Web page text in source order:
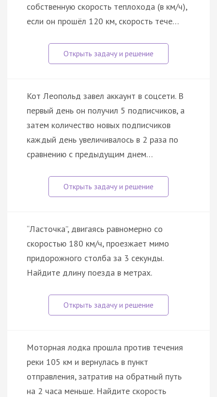
собственную скорость теплохода (в км/ч),
если он прошёл 120 км, скорость тече…
Кот Леопольд завел аккаунт в соцсети. В
первый день он получил 5 подписчиков, а
затем количество новых подписчиков
каждый день увеличивалось в 2 раза по
сравнению с предыдущим днем…
“Ласточка”, двигаясь равномерно со
скоростью 180 км/ч, проезжает мимо
придорожного столба за 3 секунды.
Найдите длину поезда в метрах.
Моторная лодка прошла против течения
реки 105 км и вернулась в пункт
отправления, затратив на обратный путь
на 2 часа меньше. Найдите скорость